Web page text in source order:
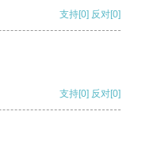
支持[0] 反对[0]
支持[0] 反对[0]